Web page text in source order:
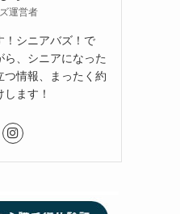
運営者
！シニアバズ！で
ら、シニアになった
つ情報、まったく約
ます！